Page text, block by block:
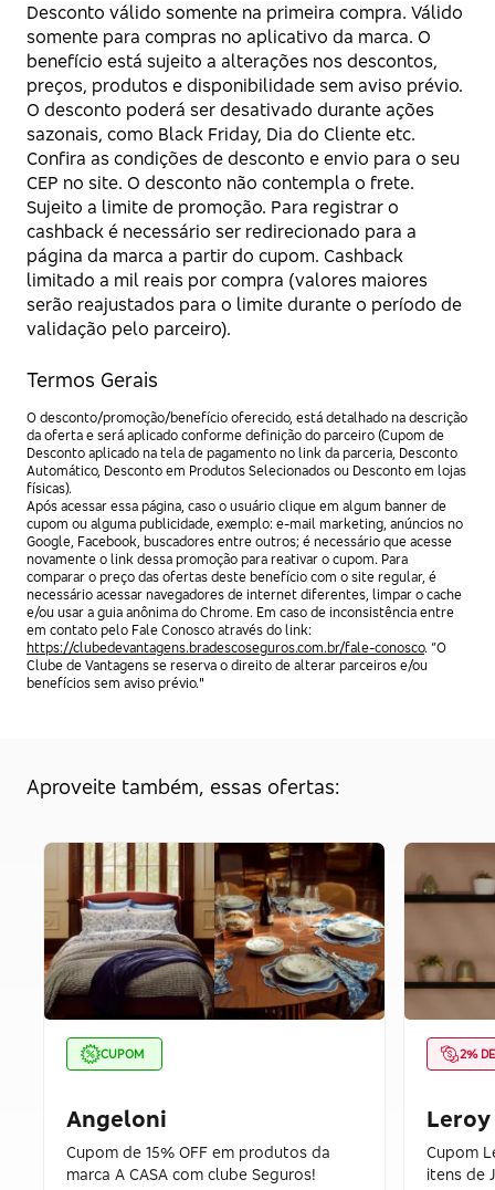
Desconto válido somente na primeira compra. Válido
somente para compras no aplicativo da marca. O
benefício está sujeito a alterações nos descontos,
preços, produtos e disponibilidade sem aviso prévio.
O desconto poderá ser desativado durante ações
sazonais, como Black Friday, Dia do Cliente etc.
Confira as condições de desconto e envio para o seu
CEP no site. O desconto não contempla o frete.
Sujeito a limite de promoção. Para registrar o
cashback é necessário ser redirecionado para a
página da marca a partir do cupom. Cashback
limitado a mil reais por compra (valores maiores
serão reajustados para o limite durante o período de
validação pelo parceiro).
Termos Gerais
O desconto/promoção/benefício oferecido, está detalhado na descrição
da oferta e será aplicado conforme definição do parceiro (Cupom de
Desconto aplicado na tela de pagamento no link da parceria, Desconto
Automático, Desconto em Produtos Selecionados ou Desconto em lojas
físicas).
Após acessar essa página, caso o usuário clique em algum banner de
cupom ou alguma publicidade, exemplo: e-mail marketing, anúncios no
Google, Facebook, buscadores entre outros; é necessário que acesse
novamente o link dessa promoção para reativar o cupom. Para
comparar o preço das ofertas deste benefício com o site regular, é
necessário acessar navegadores de internet diferentes, limpar o cache
e/ou usar a guia anônima do Chrome. Em caso de inconsistência entre
em contato pelo Fale Conosco através do link:
https://clubedevantagens.bradescoseguros.com.br/fale-conosco. “O
Clube de Vantagens se reserva o direito de alterar parceiros e/ou
benefícios sem aviso prévio."
Aproveite também, essas ofertas:
CUPOM
Angeloni
Cupom de 15% OFF em produtos da
marca A CASA com clube Seguros!
2%
Cupom
itens de